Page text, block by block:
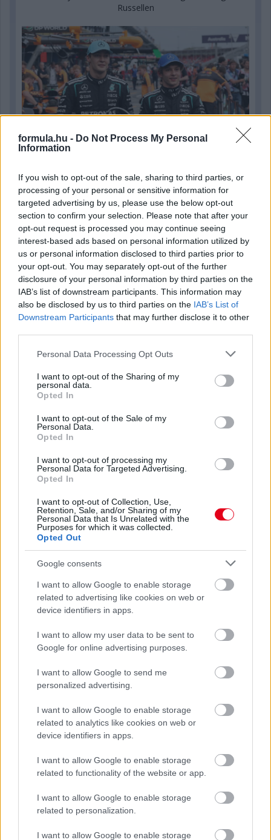
formula.hu - Do Not Process My Personal
Information
If you wish to opt-out of the sale, sharing to third parties, or
processing of your personal or sensitive information for
targeted advertising by us, please use the below opt-out
section to confirm your selection. Please note that after your
opt-out request is processed you may continue seeing
interest-based ads based on personal information utilized by
us or personal information disclosed to third parties prior to
your opt-out. You may separately opt-out of the further
disclosure of your personal information by third parties on the
IAB’s list of downstream participants. This information may
also be disclosed by us to third parties on the IAB’s List of
Downstream Participants that may further disclose it to other
Please note that this website/app uses one or more Google
not limited to your visit or usage behaviour. You may click to
grant or deny consent to Google and its third-party tags to
use your data for below specified purposes in below Google
consent section.
Personal Data Processing Opt Outs
I want to opt-out of the Sharing of my
personal data.
Opted In
I want to opt-out of the Sale of my
Personal Data.
Opted In
I want to opt-out of processing my
Personal Data for Targeted Advertising.
Opted In
I want to opt-out of Collection, Use,
Retention, Sale, and/or Sharing of my
Personal Data that Is Unrelated with the
Purposes for which it was collected.
Opted Out
Google consents
I want to allow Google to enable storage
related to advertising like cookies on web or
device identifiers in apps.
I want to allow my user data to be sent to
Google for online advertising purposes.
I want to allow Google to send me
personalized advertising.
I want to allow Google to enable storage
related to analytics like cookies on web or
device identifiers in apps.
I want to allow Google to enable storage
related to functionality of the website or app.
I want to allow Google to enable storage
related to personalization.
I want to allow Google to enable storage
Russellen
1 napja
Hakkinen megtartaná a Norris-Piastri párost a
McLarennél, nem borítaná fel Verstappenért
Malajziában
Ilyen lehet a jövő F1-es szabályrendszere Domenicali
szerint